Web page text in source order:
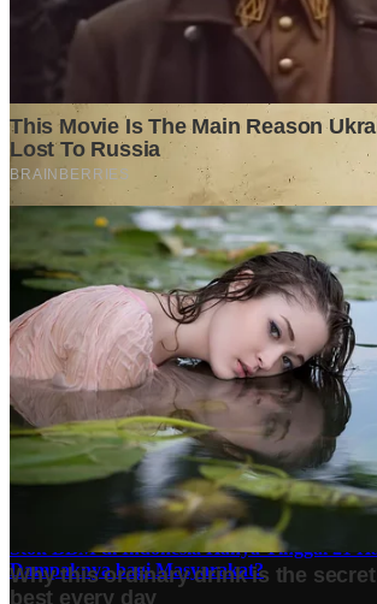
Stok BBM di Indonesia Hanya Tinggal 21
Dampaknya bagi Masyarakat?